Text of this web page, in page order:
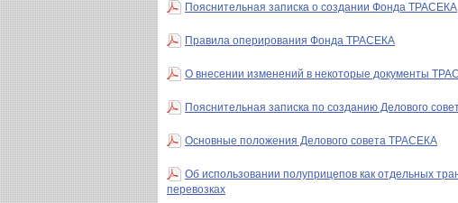
Пояснительная записка о создании Фонда ТРАСЕКА
Правила оперирования Фонда ТРАСЕКА
О внесении изменений в некоторые документы
Пояснительная записка по созданию Делового
Основные положения Делового совета ТРАСЕКА
Об использовании полуприцепов как отдельных
перевозках